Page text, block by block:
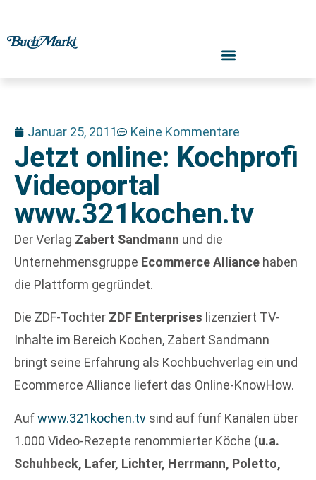
Januar 25, 2011 Keine Kommentare
Jetzt online: Kochprofi
Videoportal
www.321kochen.tv
Der Verlag Zabert Sandmann und die
Unternehmensgruppe Ecommerce Alliance haben
die Plattform gegründet.
Die ZDF-Tochter ZDF Enterprises lizenziert TV-
Inhalte im Bereich Kochen, Zabert Sandmann
bringt seine Erfahrung als Kochbuchverlag ein und
Ecommerce Alliance liefert das Online-KnowHow.
Aufwww.321kochen.tv sind auf fünf Kanälen über
1.000 Video-Rezepte renommierter Köche (u.a.
Schuhbeck, Lafer, Lichter, Herrmann, Poletto,